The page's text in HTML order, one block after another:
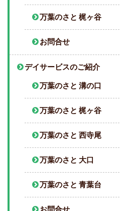
万葉のさと 梶ヶ谷
お問合せ
デイサービスのご紹介
万葉のさと 溝の口
万葉のさと 梶ヶ谷
万葉のさと 西寺尾
万葉のさと 大口
万葉のさと 青葉台
お問合せ